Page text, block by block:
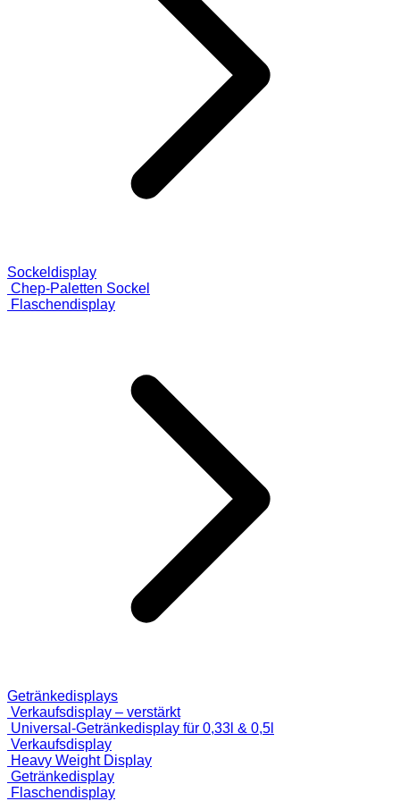
Sockeldisplay
Chep-Paletten Sockel
Flaschendisplay
Getränkedisplays
Verkaufsdisplay – verstärkt
Universal-Getränkedisplay für 0,33l & 0,5l
Verkaufsdisplay
Heavy Weight Display
Getränkedisplay
Flaschendisplay